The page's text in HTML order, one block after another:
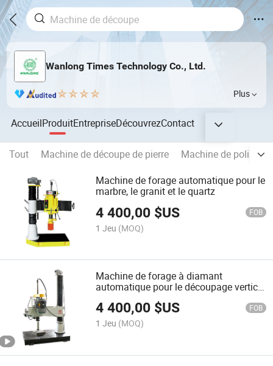
Wanlong Times Technology Co., Ltd.
Plus
AccueilProduitEntrepriseDécouvrezContact
Tout Machine de découpe de pierre
Machine de
Machine de forage automatique pour le
marbre, le granit et le quartz
4 400,00 $US FOB
1 Jeu (MOQ)
Machine de forage à diamant
automatique pour le découpage vertical
4 400,00 $US FOB
1 Jeu (MOQ)